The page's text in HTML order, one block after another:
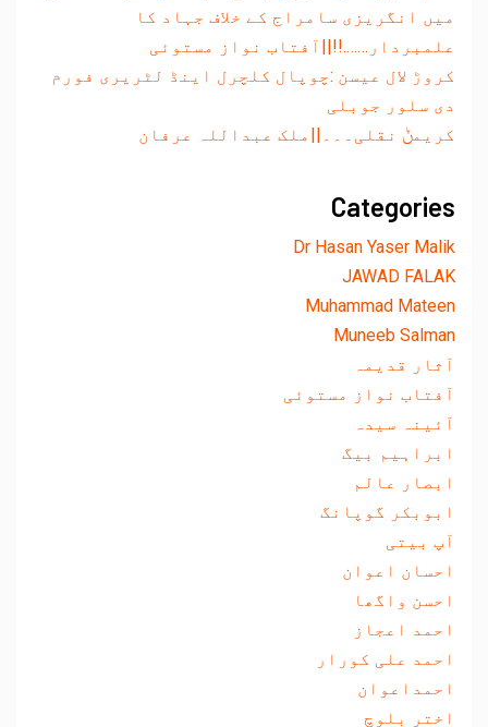
میں انگریزی سامراج کے خلاف جہاد کا
علمبردار…….!!||آفتاب نواز مستوئی
کروڑ لال عیسن :چوپال کلچرل اینڈ لٹریری فورم
دی سلور جوبلی
کریمݨ نقلی۔۔۔||ملک عبداللہ عرفان
Categories
Dr Hasan Yaser Malik
JAWAD FALAK
Muhammad Mateen
Muneeb Salman
آثار قدیمہ
آفتاب نواز مستوئی
آئینہ سیدہ
ابراہیم بیگ
ابصار عالم
ابوبکر گوپانگ
آپ بیتی
احسان اعوان
احسن واگھا
احمد اعجاز
احمد علی کورار
احمداعوان
اختر بلوچ